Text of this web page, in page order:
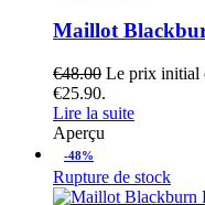
Maillot
€48.00 Le prix initial
€25.90.
Lire la suite
Aperçu
-48%
Rupture de stock